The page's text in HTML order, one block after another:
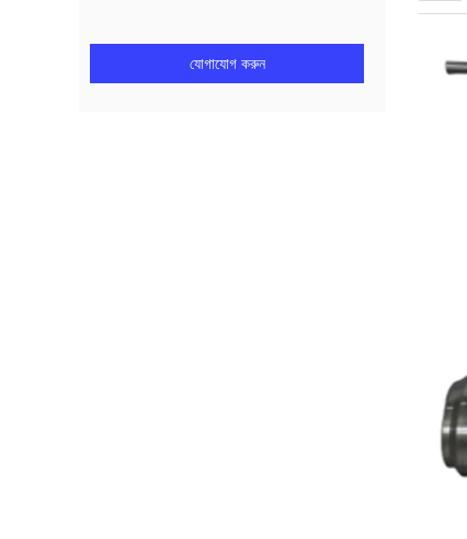
যোগাযোগ করুন